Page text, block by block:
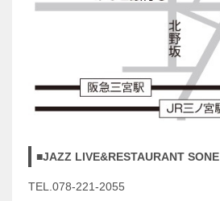
■JAZZ LIVE&RESTAURANT SONE
TEL.078-221-2055